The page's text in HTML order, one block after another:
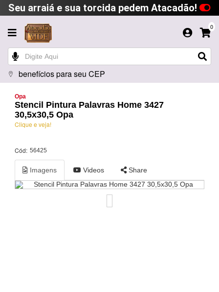
Seu arraiá e sua torcida pedem Atacadão!
0
benefícios para seu CEP
Opa
Stencil Pintura Palavras Home 3427
30,5x30,5 Opa
Clique e veja!
Cód: 56425
Imagens Videos Share